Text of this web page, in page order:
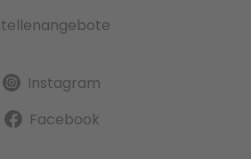
Instagram
Facebook